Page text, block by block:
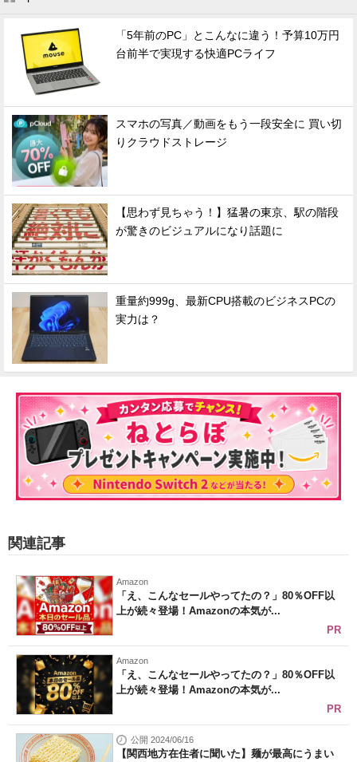
「5年前のPC」とこんなに違う！予算10万円
台前半で実現する快適PCライフ
スマホの写真／動画をもう一段安全に 買い切
りクラウドストレージ
【思わず見ちゃう！】猛暑の東京、駅の階段
が驚きのビジュアルになり話題に
重量約999g、最新CPU搭載のビジネスPCの
実力は？
関連記事
Amazon
「え、こんなセールやってたの？」80％OFF以
上が続々登場！Amazonの本気が...
PR
Amazon
「え、こんなセールやってたの？」80％OFF以
上が続々登場！Amazonの本気が...
PR
公開 2024/06/16
【関西地方在住者に聞いた】麺が最高にうまい